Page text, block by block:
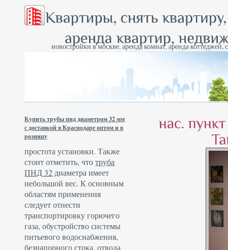
новостройки в москве, аренда комнат, аренда
Купить трубы пнд диаметром 32 мм
с доставкой в Краснодаре оптом и в
розницу
простота установки. Также
стоит отметить, чтотруба
ПНД 32 диаметра имеет
небольшой вес. К основным
областям применения
следует отнести
транспортировку горючего
газа, обустройство системы
питьевого водоснабжения,
безнапорного стока, отвода